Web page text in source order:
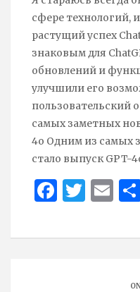
сфере технологий,
растущий успех
знаковым для
обновлений и
улучшили его
пользовательский
самых заметных
4o Одним из самых
стало выпуск GPT-
Face
k
Twit
Ema